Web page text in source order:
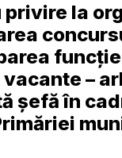
privire la
–
șefă în